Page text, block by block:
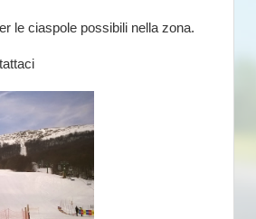
le ciaspole possibili nella zona.